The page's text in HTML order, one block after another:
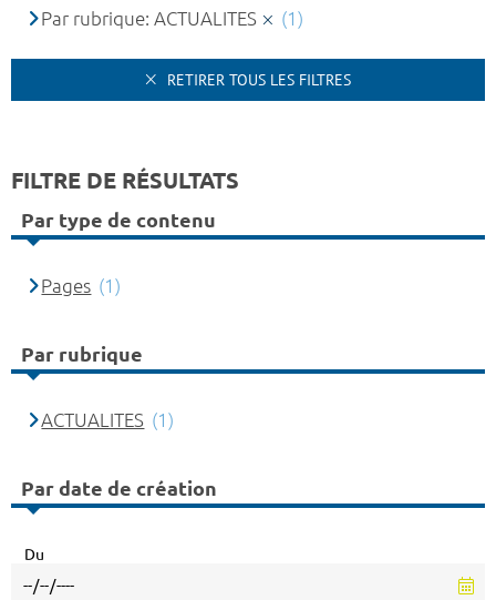
Par rubrique: ACTUALITES
(1)
RETIRER TOUS LES FILTRES
FILTRE DE RÉSULTATS
Par type de contenu
Pages (1)
Par rubrique
ACTUALITES (1)
Par date de création
Du